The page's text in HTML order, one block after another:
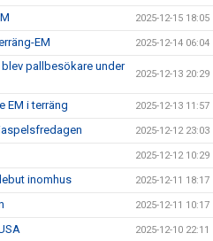
2025-12-15 18:05
EM 2025-12-14 06:04
pallbesökare under
2025-12-13 20:29
EM i terräng 2025-12-13 11:57
2025-12-12 23:03
2025-12-12 10:29
inomhus 2025-12-11 18:17
2025-12-11 10:17
2025-12-10 22:11